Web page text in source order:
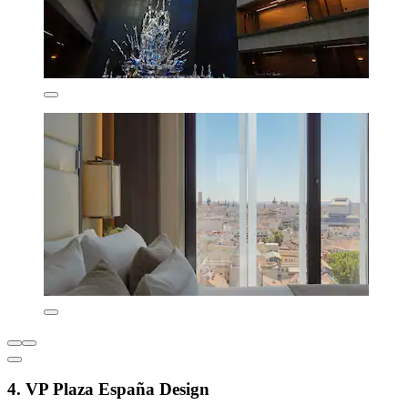
4. VP Plaza España Design